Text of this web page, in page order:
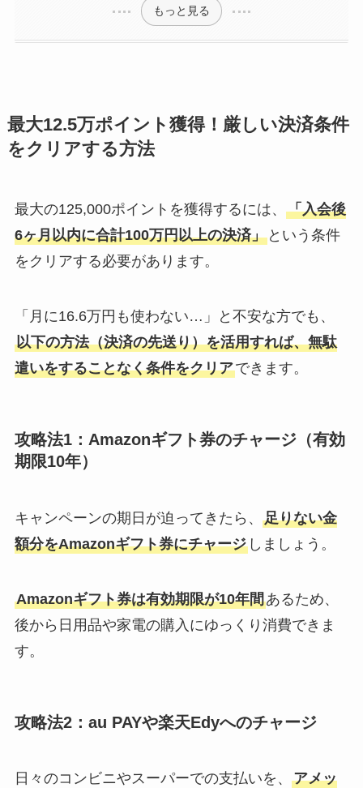
もっと見る
最大12.5万ポイント獲得！厳しい決済条件
をクリアする方法
最大の125,000ポイントを獲得するには、 「入会後
6ヶ月以内に合計100万円以上の決済」という条件
をクリアする必要があります。
「月に16.6万円も使わない…」と不安な方でも、
以下の方法（決済の先送り）を活用すれば、無駄
遣いをすることなく条件をクリアできます。
攻略法1：Amazonギフト券のチャージ（有効
期限10年）
キャンペーンの期日が迫ってきたら、 足りない金
額分をAmazonギフト券にチャージしましょう。
Amazonギフト券は有効期限が10年間あるため、
後から日用品や家電の購入にゆっくり消費できま
す。
攻略法2：au PAYや楽天Edyへのチャージ
日々のコンビニやスーパーでの支払いを、 アメッ